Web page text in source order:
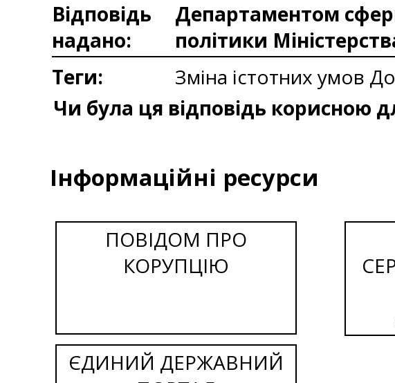
Відповідь
надано:
Департаментом
політики
Теги:
Зміна істотних умов
Чи була ця відповідь корисною
Інформаційні ресурси
ПОВІДОМ ПРО
КОРУПЦІЮ
ЄДИНИЙ ДЕРЖАВНИЙ